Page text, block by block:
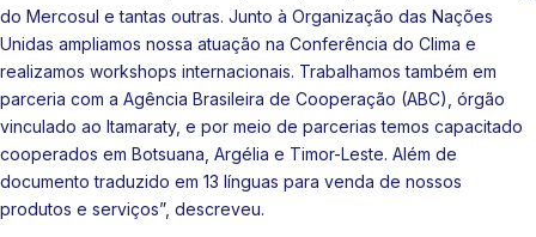
do Mercosul e tantas outras. Junto à Organização das Nações
Unidas ampliamos nossa atuação na Conferência do Clima e
realizamos workshops internacionais. Trabalhamos também em
parceria com a Agência Brasileira de Cooperação (ABC), órgão
vinculado ao Itamaraty, e por meio de parcerias temos capacitado
cooperados em Botsuana, Argélia e Timor-Leste. Além de
documento traduzido em 13 línguas para venda de nossos
produtos e serviços”, descreveu.